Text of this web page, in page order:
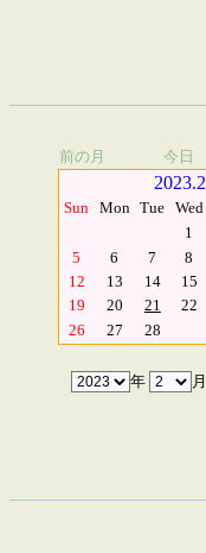
前の月 今日
2023.2
Sun Mon Tue Wed
1
5
6 7 8
12
13 14 15
19
20 21 22
26
27 28
年 月